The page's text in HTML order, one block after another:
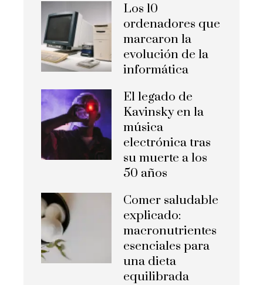
Los 10
ordenadores que
marcaron la
evolución de la
informática
El legado de
Kavinsky en la
música
electrónica tras
su muerte a los
50 años
Comer saludable
explicado:
macronutrientes
esenciales para
una dieta
equilibrada